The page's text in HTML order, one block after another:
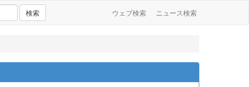
検索 ウェブ検索 ニュース検索